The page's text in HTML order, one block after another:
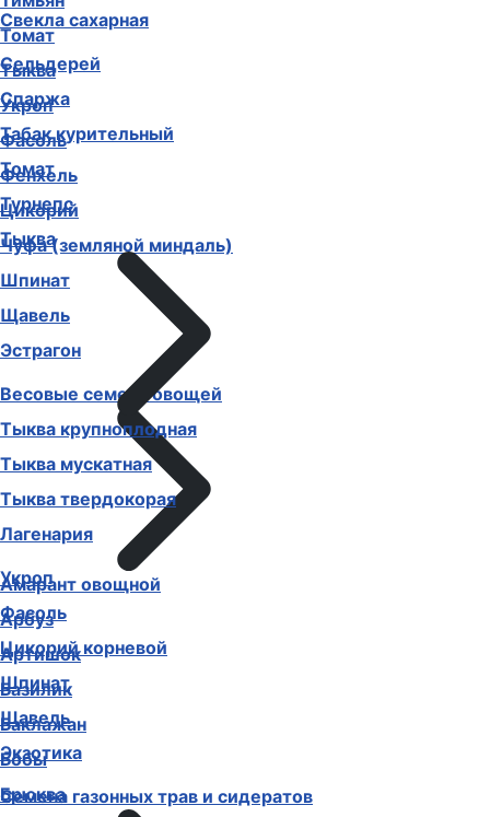
Томат
Тыква
Укроп
Фасоль
Фенхель
Цикорий
Чуфа (земляной миндаль)
Шпинат
Щавель
Эстрагон
Весовые семена овощей
Амарант овощной
Арбуз
Артишок
Базилик
Баклажан
Бобы
Брюква
Свекла сахарная
Сельдерей
Спаржа
Табак курительный
Томат
Турнепс
Тыква
Тыква крупноплодная
Тыква мускатная
Тыква твердокорая
Лагенария
Укроп
Фасоль
Цикорий корневой
Шпинат
Щавель
Экзотика
Семена газонных трав и сидератов